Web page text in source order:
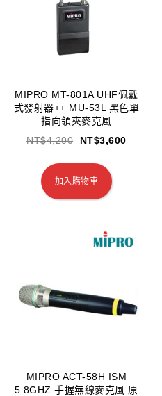
MIPRO MT-801A UHF佩戴
式發射器++ MU-53L 黑色單
指向領夾麥克風
NT$4,200 NT$3,600
加入購物車
MIPRO ACT-58H ISM
5.8GHZ 手握無線麥克風 原